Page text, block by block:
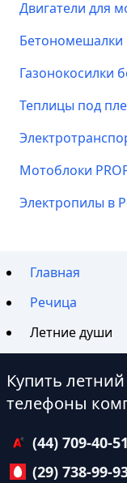
Двигатели для
Бетономешалки
Газонокосилки
Теплицы под
Мотоблоки
Электропилы в
Главная
Речица
Летние души
Купить
телефоны
(44) 709-40-51
(29) 738-99-